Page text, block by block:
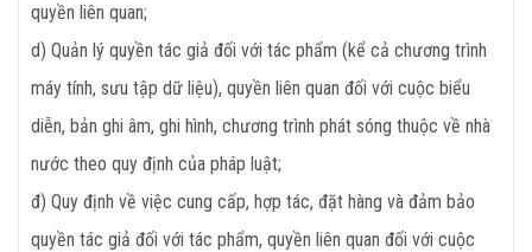
quyền liên quan;
d) Quản lý quyền tác giả đối với tác phẩm (kể cả chương trình
máy tính, sưu tập dữ liệu), quyền liên quan đối với cuộc biểu
diễn, bản ghi âm, ghi hình, chương trình phát sóng thuộc về nhà
nước theo quy định của pháp luật;
đ) Quy định về việc cung cấp, hợp tác, đặt hàng và đảm bảo
quyền tác giả đối với tác phẩm, quyền liên quan đối với cuộc